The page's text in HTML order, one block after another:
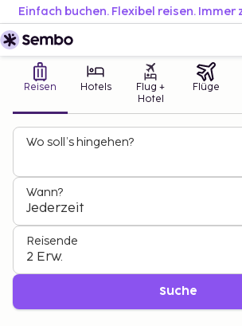
Einfach buchen. Flexibel reisen. Immer
Reisen Hotels
Flug +
Hotel
Flüge
Wo soll’s hingehen?
Wann?
Jederzeit
Reisende
2 Erw.
Suche